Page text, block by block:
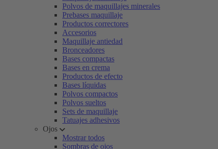
Polvos de maquillajes minerales
Prebases maquillaje
Productos correctores
Accesorios
Maquillaje antiedad
Bronceadores
Bases compactas
Bases en crema
Productos de efecto
Bases líquidas
Polvos compactos
Polvos sueltos
Sets de maquillaje
Tatuajes adhesivos
Ojos
Mostrar todos
Sombras de ojos